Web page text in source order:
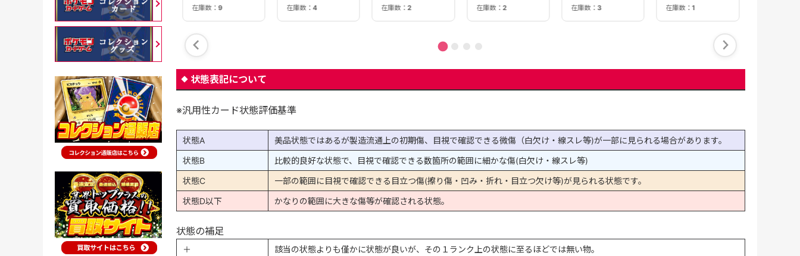
在庫数：1 在庫数： 9 在庫数：4 在庫数： 2 在庫数： 2 在庫数： 3 在庫数：1
状態表記について
※汎用性カード状態評価基準
状態A
美品状態ではあるが製造流通上の初期傷、目視で確認できる微傷（白欠け・線スレ等)が一部に見られる場合があります。
状態B
比較的良好な状態で、目視で確認できる数箇所の範囲に細かな傷(白欠け・線スレ等)
状態C
一部の範囲に目視で確認できる目立つ傷(擦り傷・凹み・折れ・目立つ欠け等)が見られる状態です。
状態D以下
かなりの範囲に大きな傷等が確認される状態。
状態の補足
＋
該当の状態よりも僅かに状態が良いが、その１ランク上の状態に至るほどでは無い物。